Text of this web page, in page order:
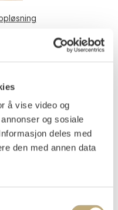
å vise video og
og sosiale
deles med
den med annen data
papir
mm
Munch